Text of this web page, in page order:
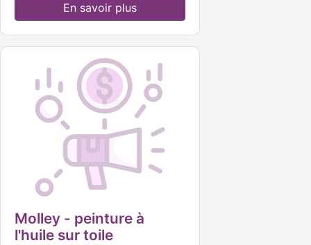
En savoir plus
Molley - peinture à
l'huile sur toile